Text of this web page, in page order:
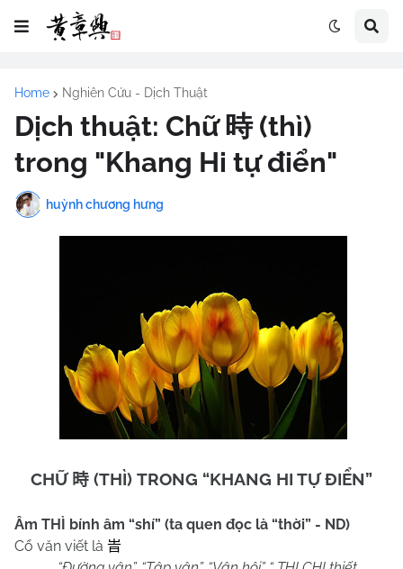
Home Nghiên Cứu - Dịch Thuật
Dịch thuật: Chữ 時 (thì)
trong "Khang Hi tự điển"
huỳnh chương hưng
CHỮ 時 (THÌ) TRONG “KHANG HI TỰ ĐIỂN”
Âm THÌ bính âm “shí” (ta quen đọc là “thời” - ND)
Cổ văn viết là 旹